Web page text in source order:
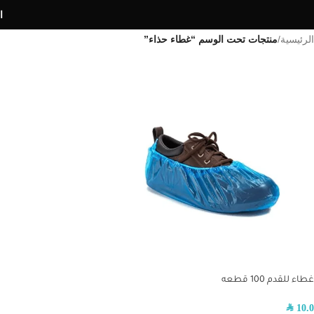
الرئيسية/منتجات تحت الوسم “غطاء حذاء”
غطاء للقدم 100 قطعه
SAR 10.0